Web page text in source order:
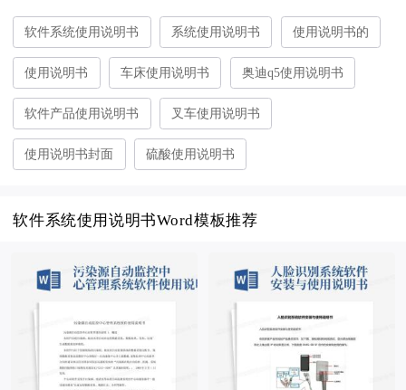
软件系统使用说明书 系统使用说明书 使用说明书的
使用说明书 车床使用说明书 奥迪q5使用说明书
软件产品使用说明书 叉车使用说明书
使用说明书封面 硫酸使用说明书
软件系统使用说明书Word模板推荐